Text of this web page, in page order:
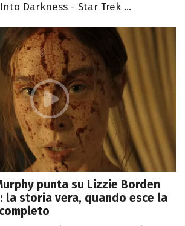
Darkness - Star Trek ...
punta su Lizzie Borden
la storia vera, quando esce la